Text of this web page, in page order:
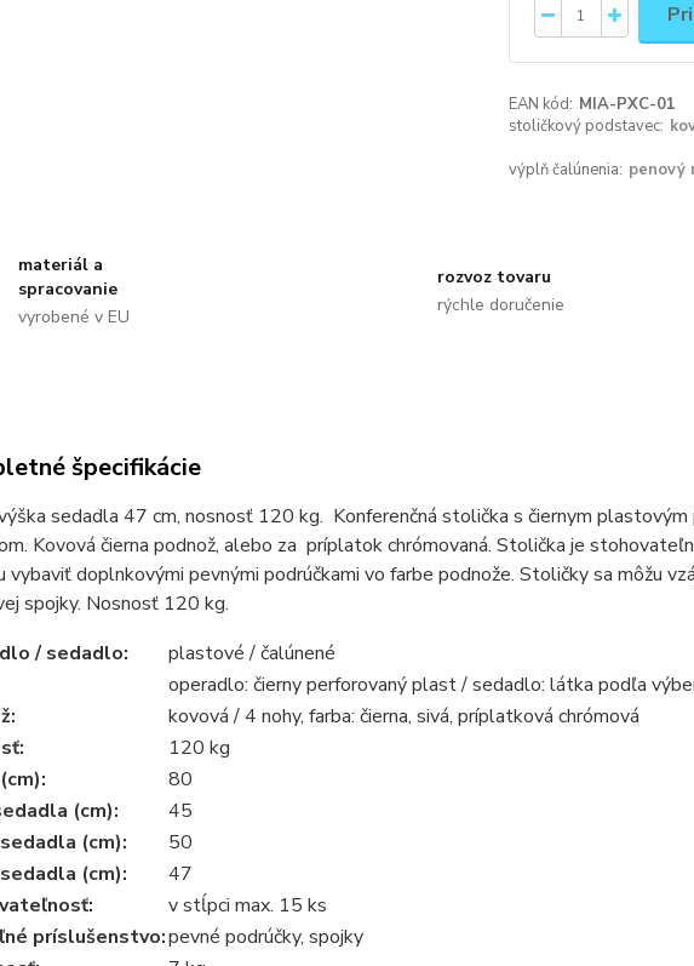
EAN kód: MIA-PXC-01
stoličkový podstavec:
výplň čalúnenia: penový
materiál a
spracovanie
vyrobené v EU
rozvoz tovaru
rýchle doručenie
špecifikácie
sedadla 47 cm, nosnosť 120 kg. Konferenčná stolička s čiernym
Kovová čierna podnož, alebo za príplatok chrómovaná. Stolička je
vybaviť doplnkovými pevnými podrúčkami vo farbe podnože. Stoličky sa môžu
spojky. Nosnosť 120 kg.
/ sedadlo:
plastové / čalúnené
operadlo: čierny perforovaný plast / sedadlo: látka podľa
kovová / 4 nohy, farba: čierna, sivá, príplatková chrómová
120 kg
80
(cm):
45
(cm):
50
(cm):
47
v stĺpci max. 15 ks
príslušenstvo:pevné podrúčky, spojky